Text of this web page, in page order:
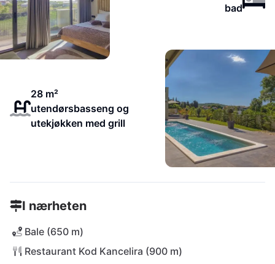
bad
28 m²
utendørsbasseng og
utekjøkken med grill
I nærheten
Bale (650 m)
Restaurant Kod Kancelira (900 m)